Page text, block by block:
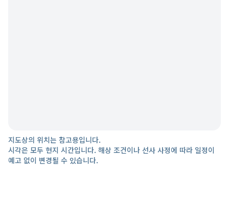
지도상의 위치는 참고용입니다.
시각은 모두 현지 시간입니다. 해상 조건이나 선사 사정에 따라 일정이
예고 없이 변경될 수 있습니다.